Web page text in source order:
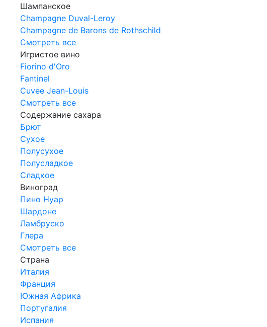
Шампанское
Champagne Duval-Leroy
Champagne de Barons de Rothschild
Смотреть все
Игристое вино
Fiorino d'Oro
Fantinel
Cuvee Jean-Louis
Смотреть все
Содержание сахара
Брют
Сухое
Полусухое
Полусладкое
Сладкое
Виноград
Пино Нуар
Шардоне
Ламбруско
Глера
Смотреть все
Страна
Италия
Франция
Южная Африка
Португалия
Испания